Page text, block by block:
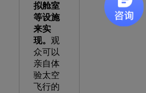
拟舱室
等设施
来实
现。 观
众可以
亲自体
验太空
飞行的